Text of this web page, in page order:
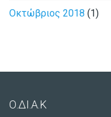
Οκτώβριος 2018 (1)
Ο.ΔΙ.Α.Κ